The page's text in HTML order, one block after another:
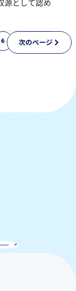
源として認め
6 次のページ